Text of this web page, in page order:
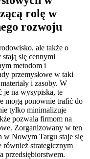
rolę w
rozwoju
ale także o
się cennymi
metodom i
przemysłowe w taki
i zasoby. W
je na wysypiska, te
mogą ponownie trafić do
tylko minimalizuje
pozwala firmom na
Zorganizowany w ten
w Nowym Targu staje się
również strategicznym
przedsiębiorstwem.